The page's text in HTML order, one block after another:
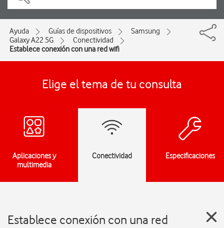
Ayuda Guías de dispositivos
Samsung
Galaxy A22 5G
Conectividad
Establece conexión con una red wifi
Elige el tema de tu consulta
Aplicaciones y
multimedia
Conectividad Especificaciones
Establece conexión con una red